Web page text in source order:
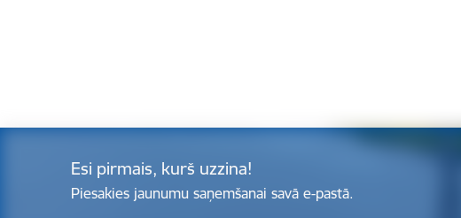
Esi pirmais, kurš uzzina!
Piesakies jaunumu saņemšanai savā e-pastā.